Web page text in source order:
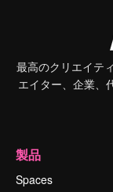
最高のクリエイテ
エイター、企業、
製品
Spaces